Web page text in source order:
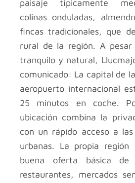
paisaje típicamente
colinas onduladas,
fincas tradicionales, que
rural de la región. A
tranquilo y natural,
comunicado: La capital de
aeropuerto internacional
25 minutos en coche.
ubicación combina la
con un rápido acceso a
urbanas. La propia
buena oferta básica de
restaurantes, mercados